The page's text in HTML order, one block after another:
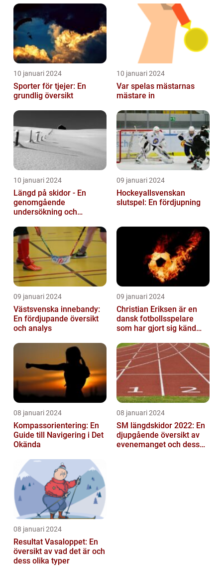
10 januari 2024
Sporter för tjejer: En
grundlig översikt
10 januari 2024
Var spelas mästarnas
mästare in
10 januari 2024
Längd på skidor - En
genomgående
undersökning och
09 januari 2024
Hockeyallsvenskan
slutspel: En fördjupning
09 januari 2024
Västsvenska innebandy:
En fördjupande översikt
och analys
09 januari 2024
Christian Eriksen är en
dansk fotbollsspelare
som har gjort sig känd
mittfältarna...
08 januari 2024
Kompassorientering: En
Guide till Navigering i Det
Okända
08 januari 2024
SM längdskidor 2022: En
djupgående översikt av
evenemanget och dess
08 januari 2024
Resultat Vasaloppet: En
översikt av vad det är och
dess olika typer